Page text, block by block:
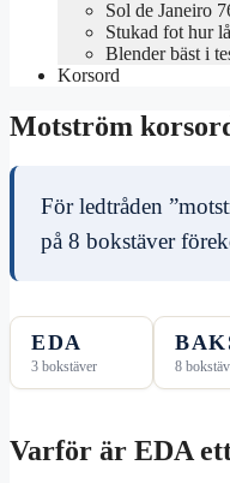
Sol de Janeiro
Stukad fot hur
Blender bäst i
Korsord
Motström
För ledtråden
på 8 bokstäver
EDA
3 bokstäver 8
Varför är EDA